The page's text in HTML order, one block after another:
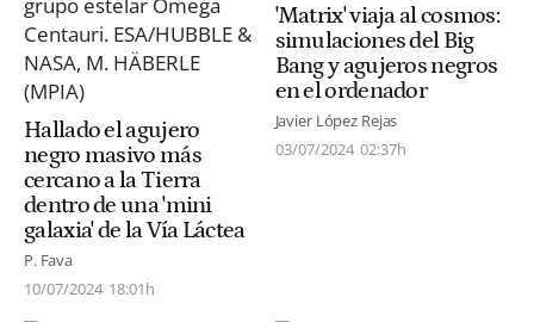
Hallado el agujero
negro masivo más
cercano a la Tierra
dentro de una 'mini
galaxia' de la Vía Láctea
P. Fava
10/07/2024 18:01h
'Matrix' viaja al cosmos:
simulaciones del Big
Bang y agujeros negros
en el ordenador
Javier López Rejas
03/07/2024 02:37h